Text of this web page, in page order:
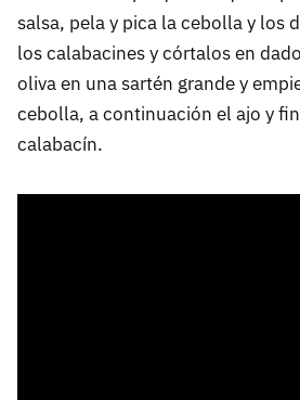
salsa, pela y pica la cebolla y los
los calabacines y córtalos en
oliva en una sartén grande y
cebolla, a continuación el ajo y
calabacín.